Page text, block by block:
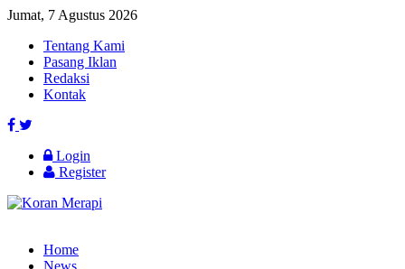
Jumat, 7 Agustus 2026
Tentang Kami
Pasang Iklan
Redaksi
Kontak
Login
Register
Home
News